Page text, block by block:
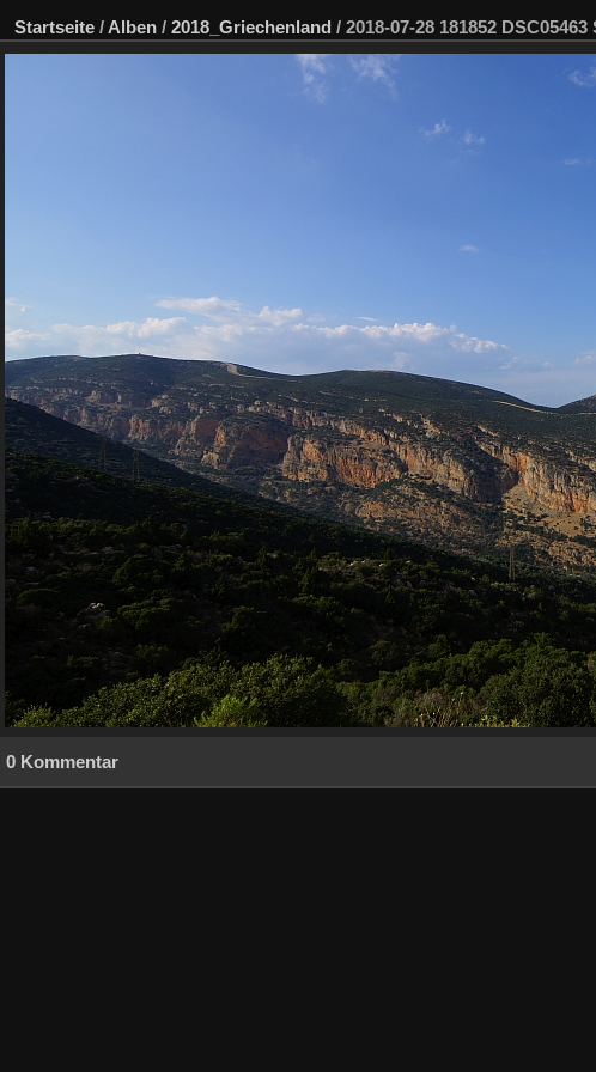
Startseite / Alben / 2018_Griechenland / 2018-07-28 181852
0 Kommentar